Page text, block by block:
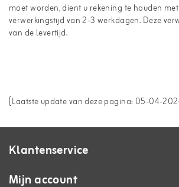
moet worden, dient u rekening te houden
verwerkingstijd van 2-3 werkdagen. Deze
van de levertijd.
[Laatste update van deze pagina: 05-04-
Klantenservice
Mijn account